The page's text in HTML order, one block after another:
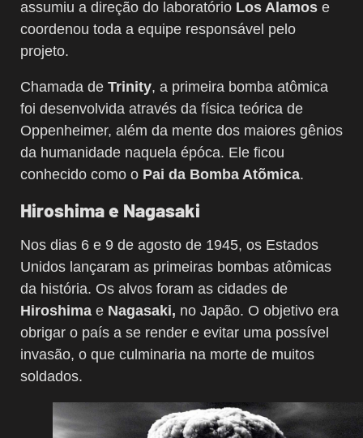
assumiu a direção do laboratório Los Alamos e
coordenou toda a equipe responsável pelo
projeto.
Chamada de Trinity, a primeira bomba atômica
foi desenvolvida através da física teórica de
Oppenheimer, além da mente dos maiores gênios
da humanidade naquela épóca. Ele ficou
conhecido como o Pai da Bomba Atõmica.
Hiroshima e Nagasaki
Nos dias 6 e 9 de agosto de 1945, os Estados
Unidos lançaram as primeiras bombas atômicas
da história. Os alvos foram as cidades de
Hiroshima e Nagasaki, no Japão. O objetivo era
obrigar o país a se render e evitar uma possível
invasão, o que culminaria na morte de muitos
soldados.